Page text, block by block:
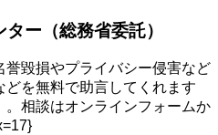
ー（総務省委託）
毀損やプライバシー侵害など
を無料で助言してくれます
。相談はオンラインフォームか